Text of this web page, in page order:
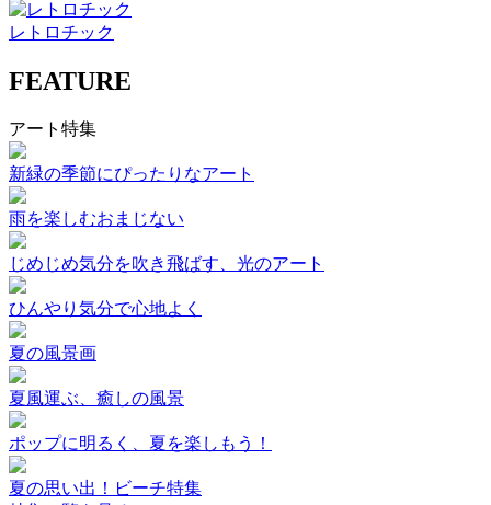
レトロチック
FEATURE
アート特集
新緑の季節にぴったりなアート
雨を楽しむおまじない
じめじめ気分を吹き飛ばす、光のアート
ひんやり気分で心地よく
夏の風景画
夏風運ぶ、癒しの風景
ポップに明るく、夏を楽しもう！
夏の思い出！ビーチ特集